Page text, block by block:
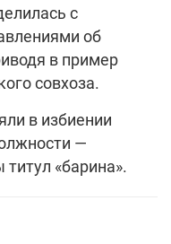
с
об
в пример
совхоза.
в избиении
—
«барина».